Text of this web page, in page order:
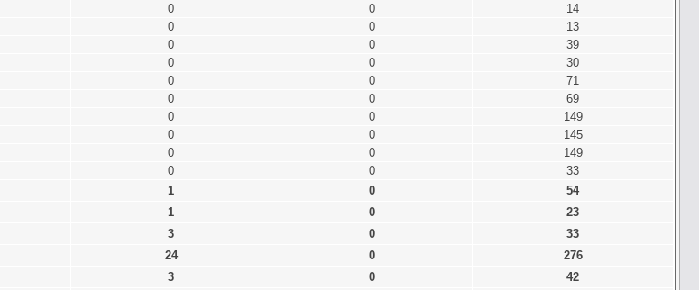
0 0
14
0 0
13
0 0
39
0 0
30
0 0
71
0 0
69
0 0
149
0 0
145
0 0
149
0 0
33
1 0
54
1 0
23
3 0
33
24 0
276
3 0
42